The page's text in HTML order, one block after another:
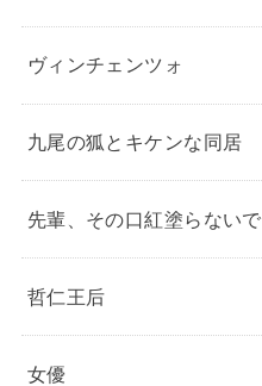
ヴィンチェンツォ
九尾の狐とキケンな同居
先輩、その口紅塗らないで
哲仁王后
女優